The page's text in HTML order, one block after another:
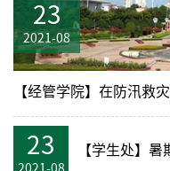
23
2021-08
【经管学院】在防汛救
23
2021-08
【学生处】